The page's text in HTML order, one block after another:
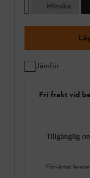
Minska
Jämför
Fri frakt vid
Tillgänglig
Förväntat